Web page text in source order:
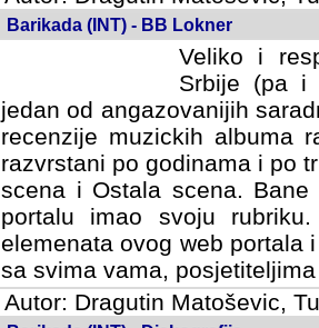
Barikada (INT) - BB Lokner
Veliko i
Srbije (pa i
jedan od angazovanijih
recenzije muzickih albuma
razvrstani po godinama i po
scena i Ostala scena.
portalu imao svoju
elemenata ovog web portala
sa svima vama,
Autor: Dragutin Matoševic,